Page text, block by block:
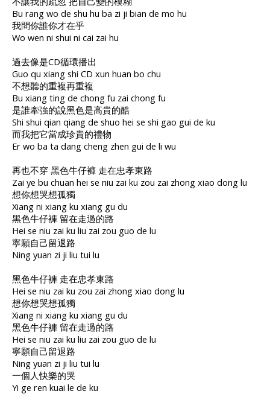
Bu rang wo de shu hu ba zi ji bian de mo hu
我問你誰你才在乎
Wo wen ni shui ni cai zai hu
過去像是CD循環播出
Guo qu xiang shi CD xun huan bo chu
不想聽的重複再重複
Bu xiang ting de chong fu zai chong fu
是誰牽強的說黑色是高貴的酷
Shi shui qian qiang de shuo hei se shi gao gui de ku
而我把它當成珍貴的禮物
Er wo ba ta dang cheng zhen gui de li wu
再也不穿 黑色牛仔褲 走在忠孝東路
Zai ye bu chuan hei se niu zai ku zou zai zhong xiao dong lu
想你想哭想孤獨
Xiang ni xiang ku xiang gu du
黑色牛仔褲 留在走過的路
Hei se niu zai ku liu zai zou guo de lu
寧願自己留退路
Ning yuan zi ji liu tui lu
黑色牛仔褲 走在忠孝東路
Hei se niu zai ku zou zai zhong xiao dong lu
想你想哭想孤獨
Xiang ni xiang ku xiang gu du
黑色牛仔褲 留在走過的路
Hei se niu zai ku liu zai zou guo de lu
寧願自己留退路
Ning yuan zi ji liu tui lu
一個人快樂的哭
Yi ge ren kuai le de ku